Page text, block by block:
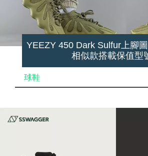
YEEZY 450 Dark Sulfur上腳
相似款搭載保值型
球鞋